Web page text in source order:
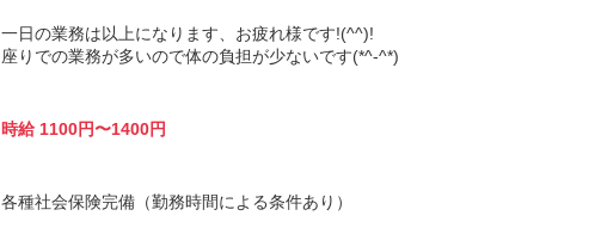
一日の業務は以上になります、お疲れ様です!(^^)!
座りでの業務が多いので体の負担が少ないです(*^-^*)
時給 1100円〜1400円
各種社会保険完備（勤務時間による条件あり）